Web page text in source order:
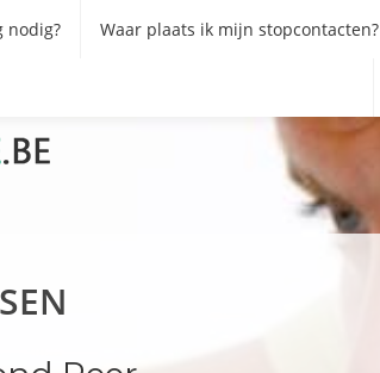
nodig? Waar plaats ik mijn stopcontacten?